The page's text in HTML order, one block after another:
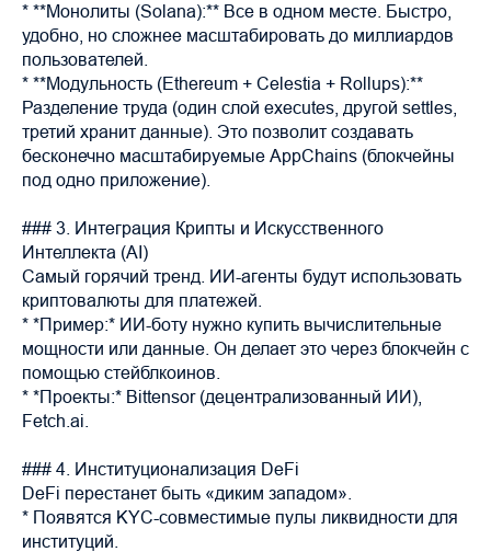
* **Монолиты (Solana):** Все в одном месте. Быстро,
удобно, но сложнее масштабировать до миллиардов
пользователей.
* **Модульность (Ethereum + Celestia + Rollups):**
Разделение труда (один слой executes, другой settles,
третий хранит данные). Это позволит создавать
бесконечно масштабируемые AppChains (блокчейны
под одно приложение).
### 3. Интеграция Крипты и Искусственного
Интеллекта (AI)
Самый горячий тренд. ИИ-агенты будут использовать
криптовалюты для платежей.
* *Пример:* ИИ-боту нужно купить вычислительные
мощности или данные. Он делает это через блокчейн с
помощью стейблкоинов.
* *Проекты:* Bittensor (децентрализованный ИИ),
Fetch.ai.
### 4. Институционализация DeFi
DeFi перестанет быть «диким западом».
* Появятся KYC-совместимые пулы ликвидности для
институций.